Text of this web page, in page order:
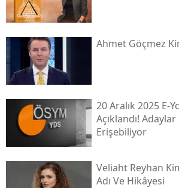
Ahmet Göçmez
20 Aralık 2025 E-
Açıklandı!
Erişebiliyor
Veliaht Reyhan
Adı Ve Hikâyesi